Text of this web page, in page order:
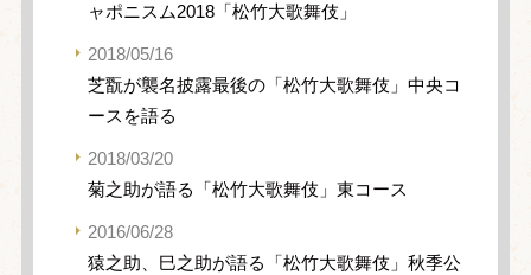
ャポニスム2018「松竹大歌舞伎」
2018/05/16
芝翫が襲名披露最後の「松竹大歌舞伎」中央コ
ースを語る
2018/03/20
菊之助が語る「松竹大歌舞伎」東コース
2016/06/28
猿之助、巳之助が語る「松竹大歌舞伎」秋季公